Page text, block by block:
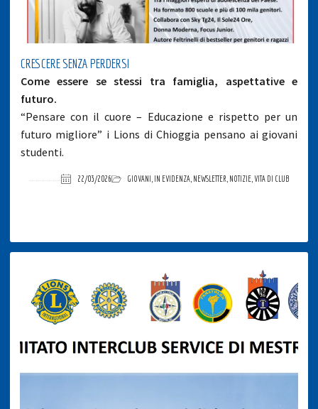
CRESCERE SENZA PERDERSI
Come essere se stessi tra famiglia, aspettative e
futuro.
“Pensare con il cuore – Educazione e rispetto per un
futuro migliore” i Lions di Chioggia pensano ai giovani
studenti.
22/03/2026 GIOVANI IN EVIDENZA NEWSLETTER NOTIZIE ,VITA DI CLUB